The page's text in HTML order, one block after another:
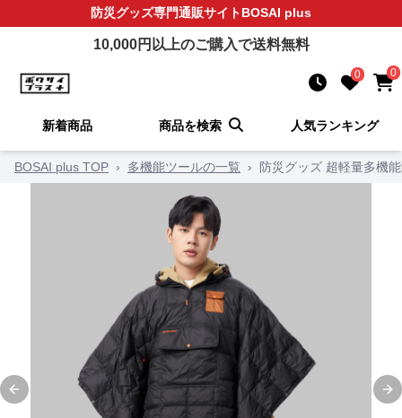
防災グッズ専門通販サイトBOSAI plus
10,000円以上のご購入で送料無料
0 0
新着商品 商品を検索 人気ランキング
BOSAI plus TOP › 多機能ツールの一覧 › 防災グッズ 超軽量多機
Previous slide